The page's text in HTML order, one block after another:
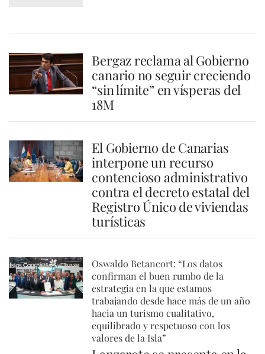
Bergaz reclama al Gobierno
canario no seguir creciendo
“sin límite” en vísperas del
18M
El Gobierno de Canarias
interpone un recurso
contencioso administrativo
contra el decreto estatal del
Registro Único de viviendas
turísticas
Oswaldo Betancort: “Los datos
confirman el buen rumbo de la
estrategia en la que estamos
trabajando desde hace más de un año
hacia un turismo cualitativo,
equilibrado y respetuoso con los
valores de la Isla”